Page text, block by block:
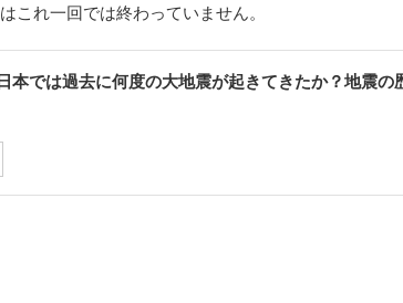
これ一回では終わっていません。
本では過去に何度の大地震が起きてきたか？地震の